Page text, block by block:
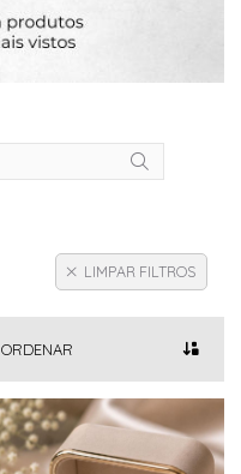
LIMPAR FILTROS
ORDENAR